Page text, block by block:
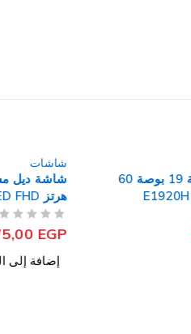
شاشة ديل مسطحة 19 بوصة 60
شاشات
هرتز E2423H VA LED FHD
EGP
إضافة إلى